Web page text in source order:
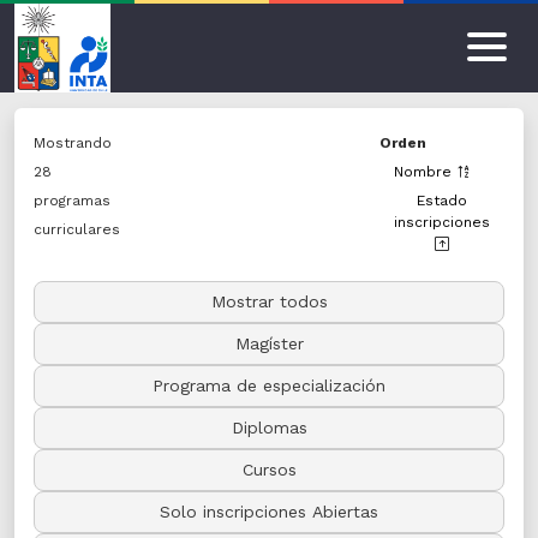
Inicio
Por
área
Alimentos e
Alimentaria
Envejecimiento
Mostrando
28
programas
curriculares
Orden
Nombre
Estado
inscripciones
Mostrar todos
Magíster
Programa de especialización
Diplomas
Cursos
Solo inscripciones Abiertas